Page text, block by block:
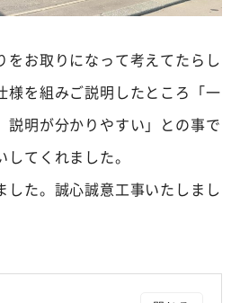
をお取りになって考えてたらし
様を組みご説明したところ「一
説明が分かりやすい」との事で
てくれました。
した。誠心誠意工事いたしまし